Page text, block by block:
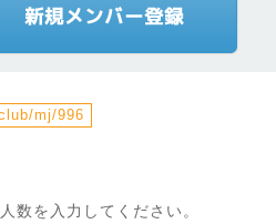
mj/996
を入力してください。